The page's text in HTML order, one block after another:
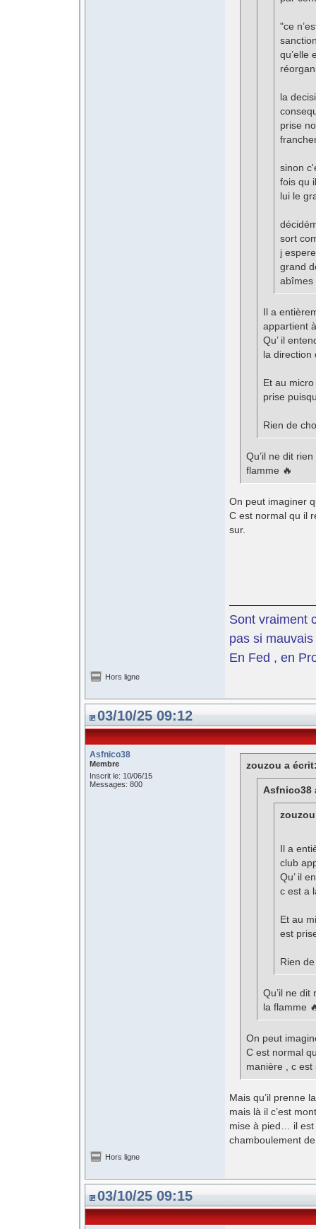
"ce
qu’elle
la
prise
sinon
fois qu
lui le
sort
j
grand
abîmes
Il a
appartient
Qu’ il
la direction
Et au
prise
Rien de
Qu’il ne dit
flamme 🔥
On peut imaginer
C est normal qu il
sur.
Sont vraiment
pas si
En Fed , en
Hors ligne
03/10/25 09:12
Asfnico38
Membre
Inscrit le: 10/06/15
Messages: 800
zouzou a
Asfnico38
Il a
club
Qu’ il
c est a
Et au
est
Rien
Qu’il ne
la flamme
On peut
C est normal
manière , c est
Mais qu’il prenne
mais là il c’est
mise à pied… il est
chamboulement
Hors ligne
03/10/25 09:15